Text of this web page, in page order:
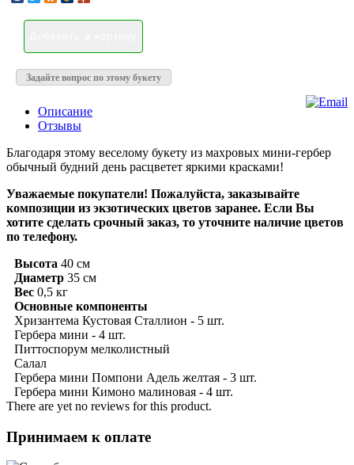
Задайте вопрос по этому букету
Описание
Отзывы
Благодаря этому веселому букету из махровых мини-гербер
обычный будний день расцветет яркими красками!
Уважаемые покупатели! Пожалуйста, заказывайте
композиции из экзотических цветов заранее. Если Вы
хотите сделать срочный заказ, то уточните наличие цветов
по телефону.
Высота 40 см
Диаметр 35 см
Вес 0,5 кг
Основные компоненты
Хризантема Кустовая Сталлион - 5 шт.
Гербера мини - 4 шт.
Питтоспорум мелколистный
Салал
Гербера мини Помпони Адель желтая - 3 шт.
Гербера мини Кимоно малиновая - 4 шт.
There are yet no reviews for this product.
Принимаем к оплате